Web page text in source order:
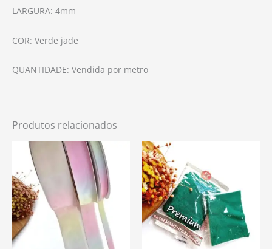
LARGURA: 4mm
COR: Verde jade
QUANTIDADE: Vendida por metro
Produtos relacionados
produto
várias
variantes.